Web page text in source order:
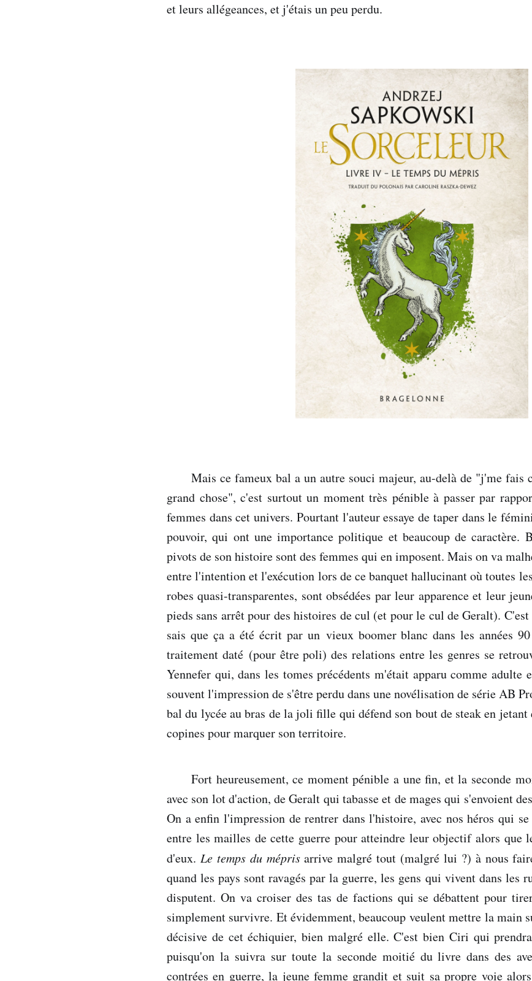
et leurs allégeances, et j'étais un peu perdu.
Mais ce fameux bal a un autre souci majeur, au-delà de "j'me fais
grand chose", c'est surtout un moment très pénible à passer par
femmes dans cet univers. Pourtant l'auteur essaye de taper dans le
pouvoir, qui ont une importance politique et beaucoup de caractère.
pivots de son histoire sont des femmes qui en imposent. Mais on va
entre l'intention et l'exécution lors de ce banquet hallucinant où toutes
robes quasi-transparentes, sont obsédées par leur apparence et leur
pieds sans arrêt pour des histoires de cul (et pour le cul de Geralt).
sais que ça a été écrit par un vieux boomer blanc dans les années
traitement daté (pour être poli) des relations entre les genres se
Yennefer qui, dans les tomes précédents m'était apparu comme
souvent l'impression de s'être perdu dans une novélisation de série AB
bal du lycée au bras de la joli fille qui défend son bout de steak en jetant
copines pour marquer son territoire.
Fort heureusement, ce moment pénible a une fin, et la seconde
avec son lot d'action, de Geralt qui tabasse et de mages qui s'envoient
On a enfin l'impression de rentrer dans l'histoire, avec nos héros qui
entre les mailles de cette guerre pour atteindre leur objectif alors que
d'eux. Le temps du méprisarrive malgré tout (malgré lui ?) à nous
quand les pays sont ravagés par la guerre, les gens qui vivent dans les
disputent. On va croiser des tas de factions qui se débattent pour
simplement survivre. Et évidemment, beaucoup veulent mettre la main
décisive de cet échiquier, bien malgré elle. C'est bien Ciri qui
puisqu'on la suivra sur toute la seconde moitié du livre dans des
contrées en guerre, la jeune femme grandit et suit sa propre voie